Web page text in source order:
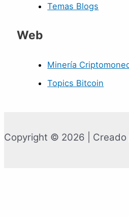
Temas Blogs
Web
Minería
Topics Bitcoin
Copyright © 2026 | Creado